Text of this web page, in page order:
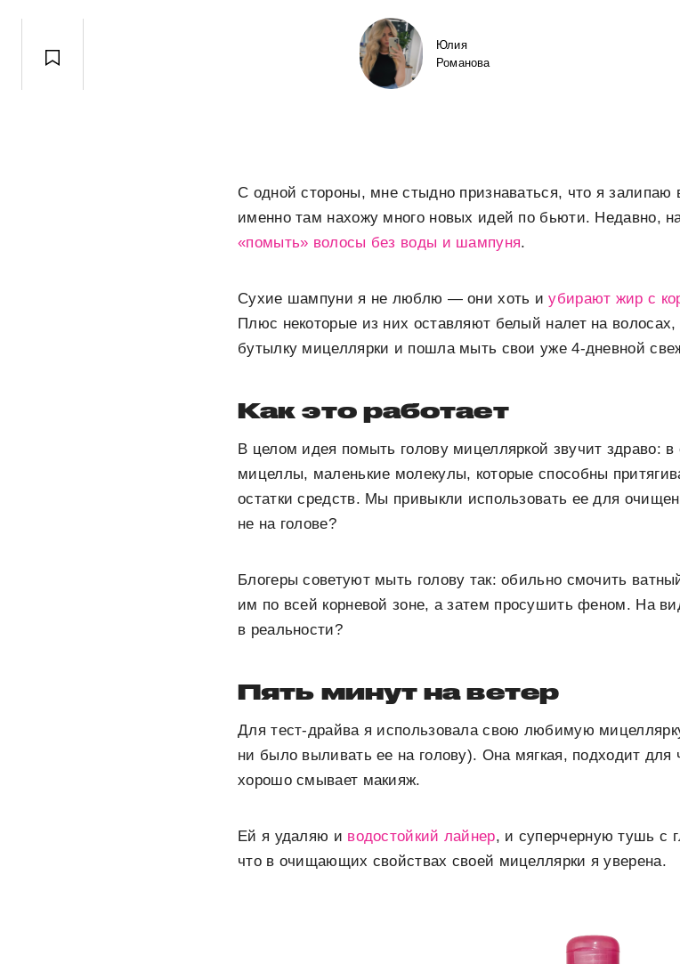
Юлия
Романова
С одной стороны, мне стыдно признаваться, что я
именно там нахожу много новых идей по бьюти. Недавно,
«помыть» волосы без воды и шампуня.
Сухие шампуни я не люблю — они хоть иубирают жир с
Плюс некоторые из них оставляют белый налет на
бутылку мицеллярки и пошла мыть свои уже 4-дневной
Как это работает
В целом идея помыть голову мицелляркой звучит здраво: в
мицеллы, маленькие молекулы, которые способны
остатки средств. Мы привыкли использовать ее для
не на голове?
Блогеры советуют мыть голову так: обильно смочить
им по всей корневой зоне, а затем просушить феном. На
в реальности?
Пять минут на ветер
Для тест-драйва я использовала свою любимую
ни было выливать ее на голову). Она мягкая, подходит для
хорошо смывает макияж.
Ей я удаляю и водостойкий лайнер, и суперчерную тушь с
что в очищающих свойствах своей мицеллярки я уверена.